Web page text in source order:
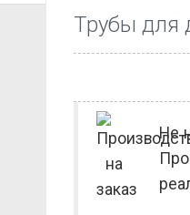
Трубы для
Не